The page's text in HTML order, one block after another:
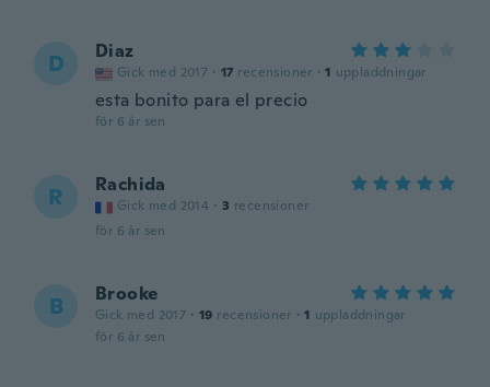
D Diaz
Gick med 2017 · 17 recensioner · 1 uppladdningar
esta bonito para el precio
för 6 år sen
R Rachida
Gick med 2014 · 3 recensioner
för 6 år sen
B Brooke
Gick med 2017 · 19 recensioner · 1 uppladdningar
för 6 år sen